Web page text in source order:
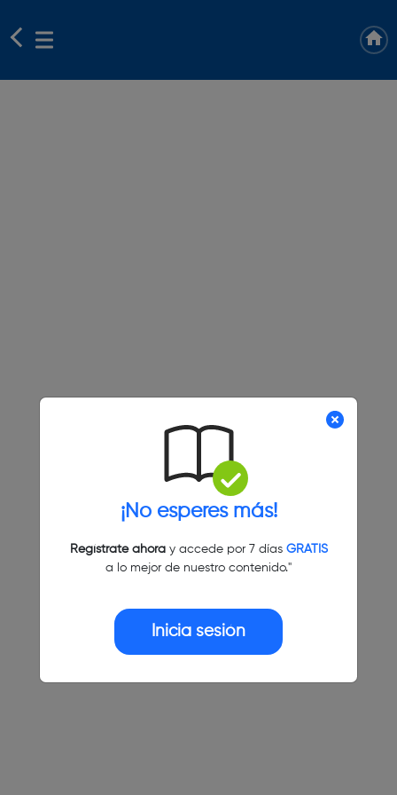
¡No esperes más!
Regístrate ahoray accede por 7 días GRATIS
a lo mejor de nuestro contenido."
Inicia sesión